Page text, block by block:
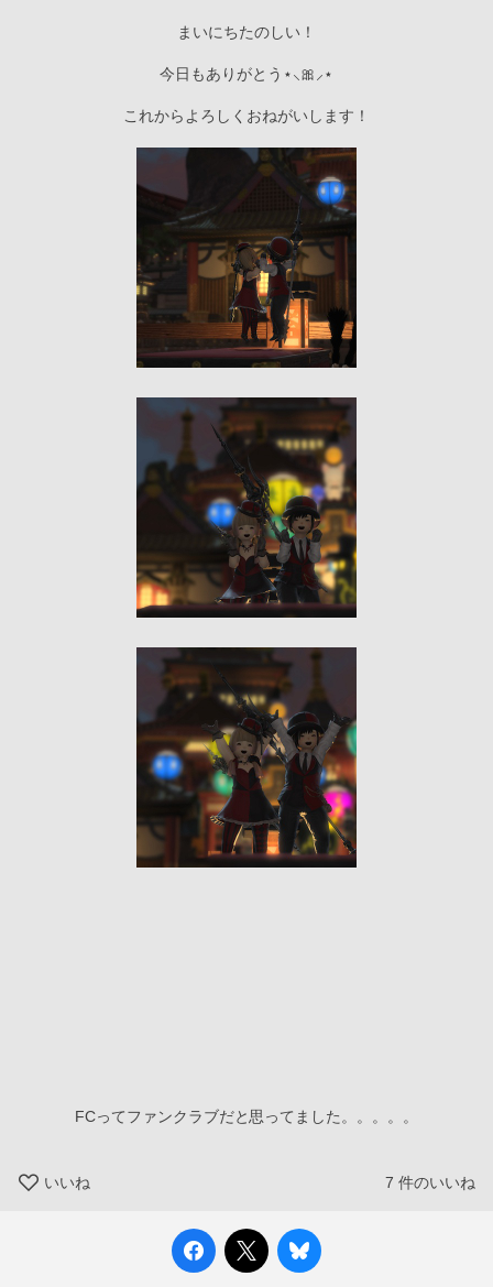
まいにちたのしい！
今日もありがとう⋆⸜🎀⸝‍⋆
これからよろしくおねがいします！
FCってファンクラブだと思ってました。。。。。
いいね 7 件のいいね